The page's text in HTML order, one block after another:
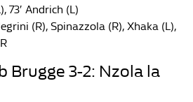
73′ Andrich (L)
(R), Spinazzola (R), Xhaka (L),
Brugge 3-2: Nzola la